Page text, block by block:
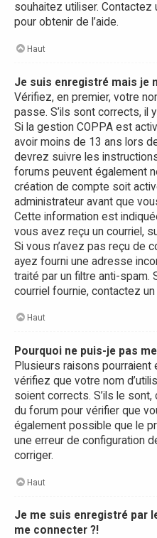
souhaitez utiliser. Contactez
pour obtenir de l’aide.
Haut
Je suis enregistré mais je
Vérifiez, en premier, votre
passe. S’ils sont corrects, il
Si la gestion COPPA est
avoir moins de 13 ans lors
devrez suivre les
forums peuvent également
création de compte soit
administrateur avant que
Cette information est
vous avez reçu un courriel,
Si vous n’avez pas reçu de
ayez fourni une adresse
traité par un filtre anti-spam.
courriel fournie, contactez
Haut
Pourquoi ne puis-je pas
Plusieurs raisons pourraient
vérifiez que votre nom
soient corrects. S’ils le
du forum pour vérifier que
également possible que le
une erreur de configuration
corriger.
Haut
Je me suis enregistré par
me connecter ?!